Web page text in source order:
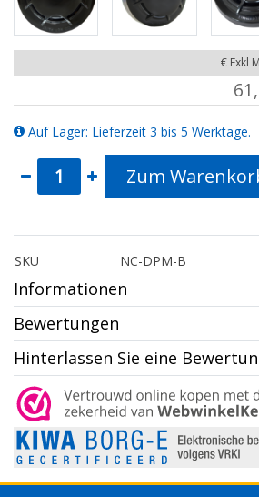
€ Exkl
Auf Lager: Lieferzeit 3 bis 5 Werktage.
Zum
SKU NC-DPM-B
Informationen
Bewertungen
Hinterlassen Sie eine